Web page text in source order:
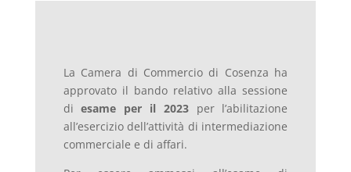
La Camera di Commercio di Cosenza ha
approvato il bando relativo alla sessione
diesame per il 2023per l’abilitazione
all’esercizio dell’attività di intermediazione
commerciale e di affari.